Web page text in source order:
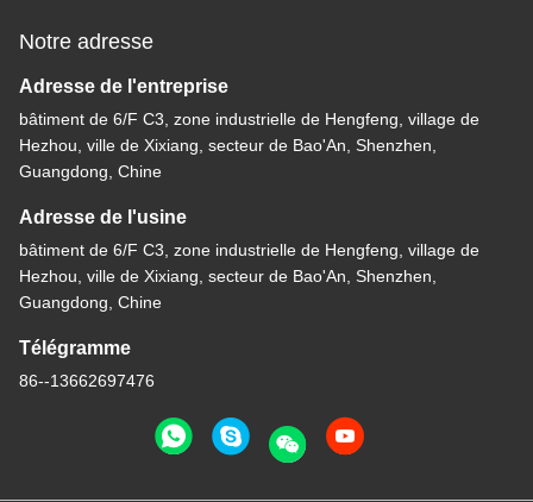
Notre adresse
Adresse de l'entreprise
bâtiment de 6/F C3, zone industrielle de Hengfeng, village de
Hezhou, ville de Xixiang, secteur de Bao'An, Shenzhen,
Guangdong, Chine
Adresse de l'usine
bâtiment de 6/F C3, zone industrielle de Hengfeng, village de
Hezhou, ville de Xixiang, secteur de Bao'An, Shenzhen,
Guangdong, Chine
Télégramme
86--13662697476